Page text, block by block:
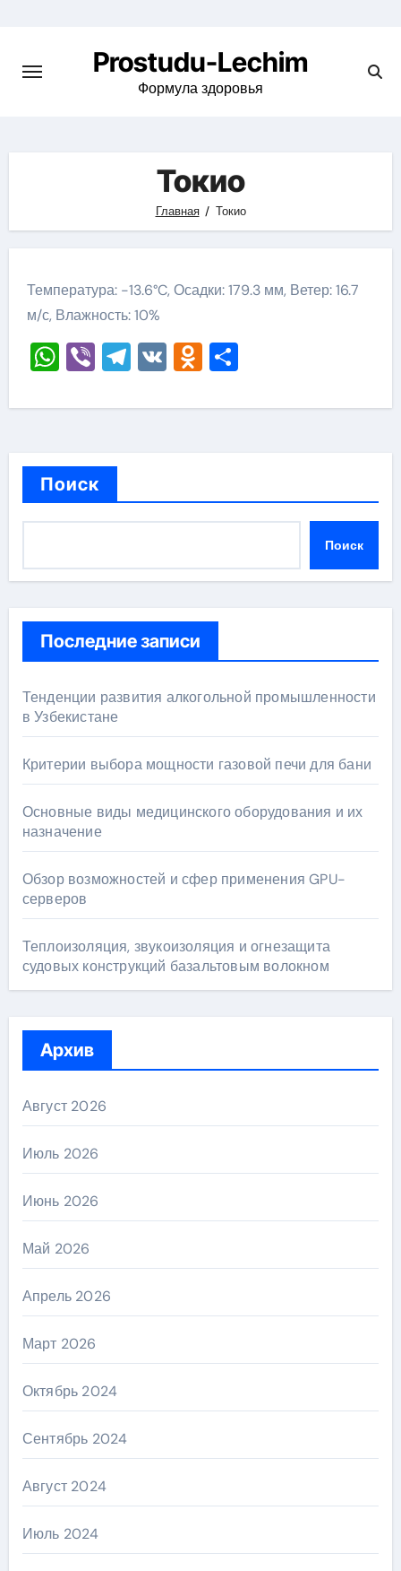
содержимому
Prostudu-Lechim
Формула здоровья
Токио
Главная Токио
Температура: -13.6°C, Осадки: 179.3 мм, Ветер: 16.7
м/с, Влажность: 10%
WhatsApp
ViberTelegram
VKOdnoklassniki
Отправить
Поиск
Поиск
Последние записи
Тенденции развития алкогольной промышленности
в Узбекистане
Критерии выбора мощности газовой печи для бани
Основные виды медицинского оборудования и их
назначение
Обзор возможностей и сфер применения GPU-
серверов
Теплоизоляция, звукоизоляция и огнезащита
судовых конструкций базальтовым волокном
Архив
Август 2026
Июль 2026
Июнь 2026
Май 2026
Апрель 2026
Март 2026
Октябрь 2024
Сентябрь 2024
Август 2024
Июль 2024